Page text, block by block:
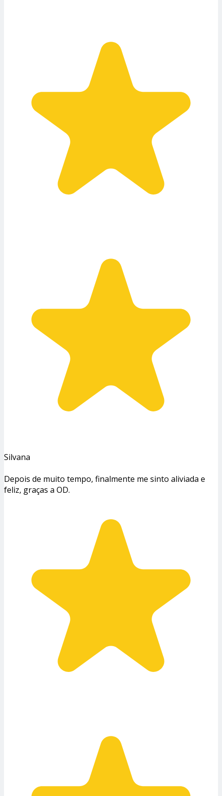
Silvana
Depois de muito tempo, finalmente me sinto aliviada e
feliz, graças a OD.